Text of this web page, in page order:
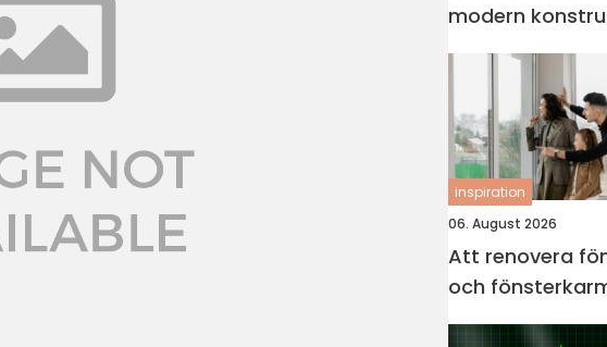
modern
inspiration
06. August 2026
Att renovera
och